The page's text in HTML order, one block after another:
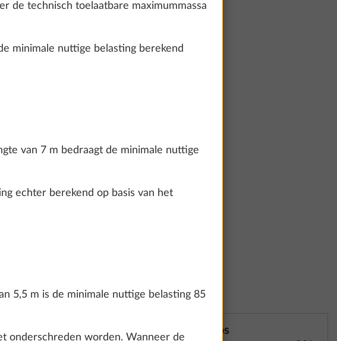
Cor Kos
de technisch toelaatbare maximummassa
minimale nuttige belasting berekend
van 7 m bedraagt de minimale nuttige
echter berekend op basis van het
5,5 m is de minimale nuttige belasting 85
onderschreden worden. Wanneer de